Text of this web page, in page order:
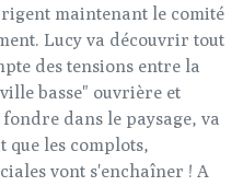
maintenant le comité
Lucy va découvrir tout
des tensions entre la
basse" ouvrière et
dans le paysage, va
que les complots,
vont s'enchaîner ! A